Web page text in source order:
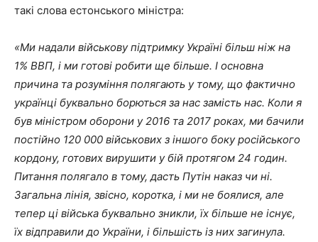
такі слова естонського міністра:
«Ми надали військову підтримку Україні більш ніж на
1% ВВП, і ми готові робити ще більше. І основна
причина та розуміння полягають у тому, що фактично
українці буквально борються за нас замість нас. Коли я
був міністром оборони у 2016 та 2017 роках, ми бачили
постійно 120 000 військових з іншого боку російського
кордону, готових вирушити у бій протягом 24 годин.
Питання полягало в тому, дасть Путін наказ чи ні.
Загальна лінія, звісно, коротка, і ми не боялися, але
тепер ці війська буквально зникли, їх більше не існує,
їх відправили до України, і більшість із них загинула.